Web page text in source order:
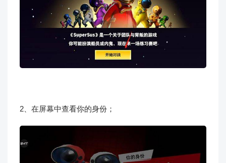
2、在屏幕中查看你的身份；